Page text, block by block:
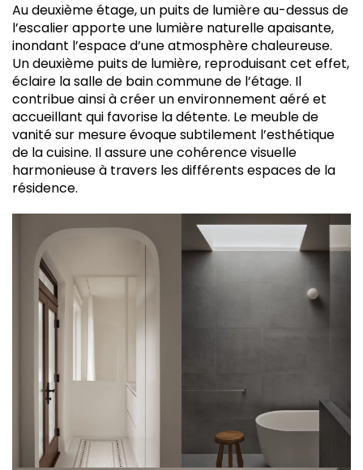
Au deuxième étage, un puits de lumière au-dessus de
l’escalier apporte une lumière naturelle apaisante,
inondant l’espace d’une atmosphère chaleureuse.
Un deuxième puits de lumière, reproduisant cet effet,
éclaire la salle de bain commune de l’étage. Il
contribue ainsi à créer un environnement aéré et
accueillant qui favorise la détente. Le meuble de
vanité sur mesure évoque subtilement l’esthétique
de la cuisine. Il assure une cohérence visuelle
harmonieuse à travers les différents espaces de la
résidence.